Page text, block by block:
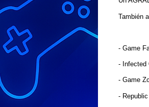
También
- Game
-
- Game
-